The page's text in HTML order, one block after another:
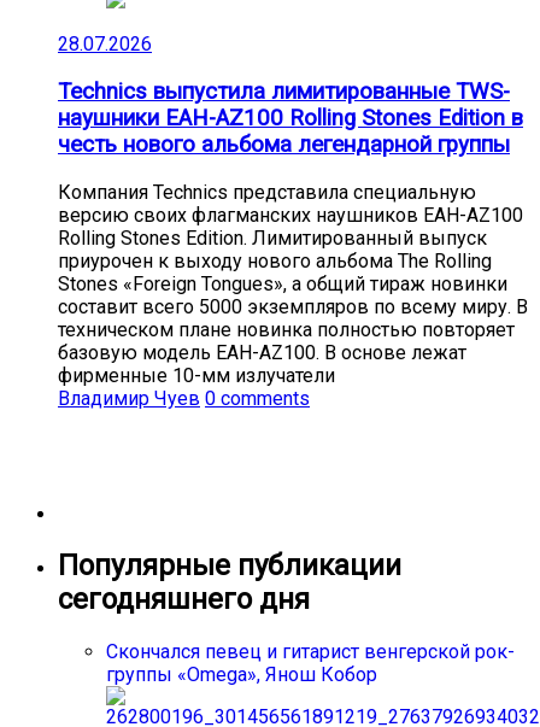
28.07.2026
Technics выпустила лимитированные TWS-
наушники EAH-AZ100 Rolling Stones Edition в
честь нового альбома легендарной группы
Компания Technics представила специальную
версию своих флагманских наушников EAH-AZ100
Rolling Stones Edition. Лимитированный выпуск
приурочен к выходу нового альбома The Rolling
Stones «Foreign Tongues», а общий тираж новинки
составит всего 5000 экземпляров по всему миру. В
техническом плане новинка полностью повторяет
базовую модель EAH-AZ100. В основе лежат
фирменные 10-мм излучатели
Владимир Чуев 0 comments
Популярные публикации
сегодняшнего дня
Cкончался певец и гитарист венгерской рок-
группы «Omega», Янош Кобор